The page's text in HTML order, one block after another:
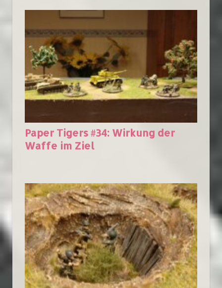
Paper Tigers #34: Wirkung der
Waffe im Ziel